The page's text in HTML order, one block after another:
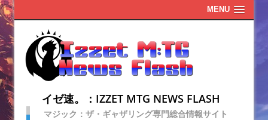
MENU
イゼ速。：IZZET MTG NEWS FLASH
マジック：ザ・ギャザリング専門総合情報サイト